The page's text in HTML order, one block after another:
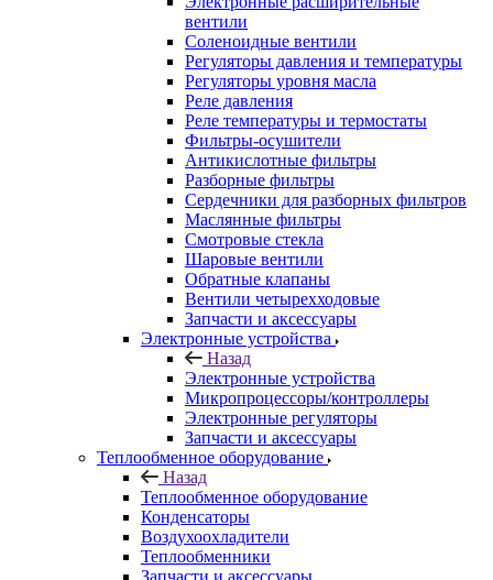
вентили
Соленоидные вентили
Регуляторы давления и температуры
Регуляторы уровня масла
Реле давления
Реле температуры и термостаты
Фильтры-осушители
Антикислотные фильтры
Разборные фильтры
Сердечники для разборных фильтров
Маслянные фильтры
Смотровые стекла
Шаровые вентили
Обратные клапаны
Вентили четырехходовые
Запчасти и аксессуары
Электронные устройства
Назад
Электронные устройства
Микропроцессоры/контроллеры
Электронные регуляторы
Запчасти и аксессуары
Теплообменное оборудование
Назад
Теплообменное оборудование
Конденсаторы
Воздухоохладители
Теплообменники
Запчасти и аксессуары